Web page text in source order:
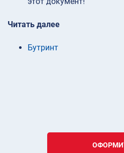
Читать далее
Бутринт